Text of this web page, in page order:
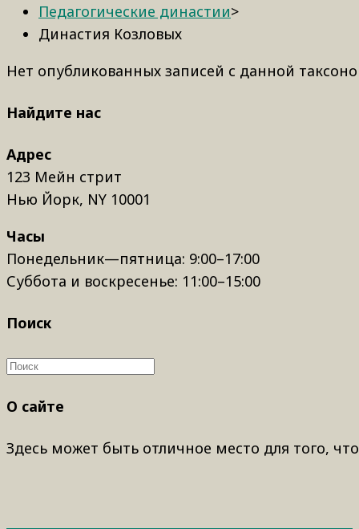
Педагогические династии>
Династия Козловых
Нет опубликованных записей с данной
Найдите нас
Адрес
123 Мейн стрит
Нью Йорк, NY 10001
Часы
Понедельник—пятница: 9:00–17:00
Суббота и воскресенье: 11:00–15:00
Поиск
О сайте
Здесь может быть отличное место для того,